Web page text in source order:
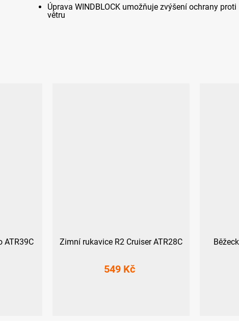
Úprava WINDBLOCK umožňuje zvýšení ochrany proti
větru
ATR39C Zimní rukavice R2 Cruiser ATR28C
549 Kč